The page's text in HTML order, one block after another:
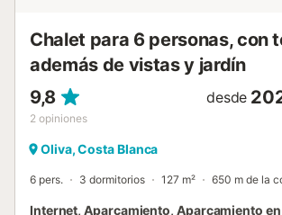
Chalet para 6 personas, con
además de vistas y jardín
9,8
2 opiniones
desde
Oliva, Costa Blanca
6 pers. 3 dormitorios 127 m² 650 m de la
Internet, Aparcamiento, Aparcamiento